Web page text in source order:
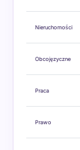
Nieruchomości
Obcojęzyczne
Praca
Prawo